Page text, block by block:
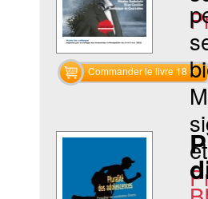
Commander le livre 18 €